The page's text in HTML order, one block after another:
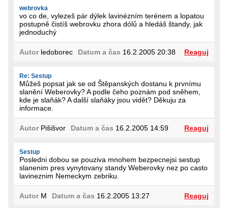
webrovka
vo co de, vylezeš pár dýlek lavinézním terénem a lopatou
postupně čistíš webrovku zhora dólů a hledáš štandy, jak
jednoduchý
Autorledoborec Datum a čas 16.2.2005 20:38 Reaguj
Re: Sestup
Můžeš popsat jak se od Štěpanských dostanu k prvnímu
slanění Weberovky? A podle čeho poznám pod sněhem,
kde je slaňák? A další slaňáky jsou vidět? Děkuju za
informace.
AutorPišišvor Datum a čas 16.2.2005 14:59 Reaguj
Sestup
Posledni dobou se pouziva mnohem bezpecnejsi sestup
slanenim pres vynytovany standy Weberovky nez po casto
lavineznim Nemeckym zebriku.
AutorM Datum a čas 16.2.2005 13:27 Reaguj